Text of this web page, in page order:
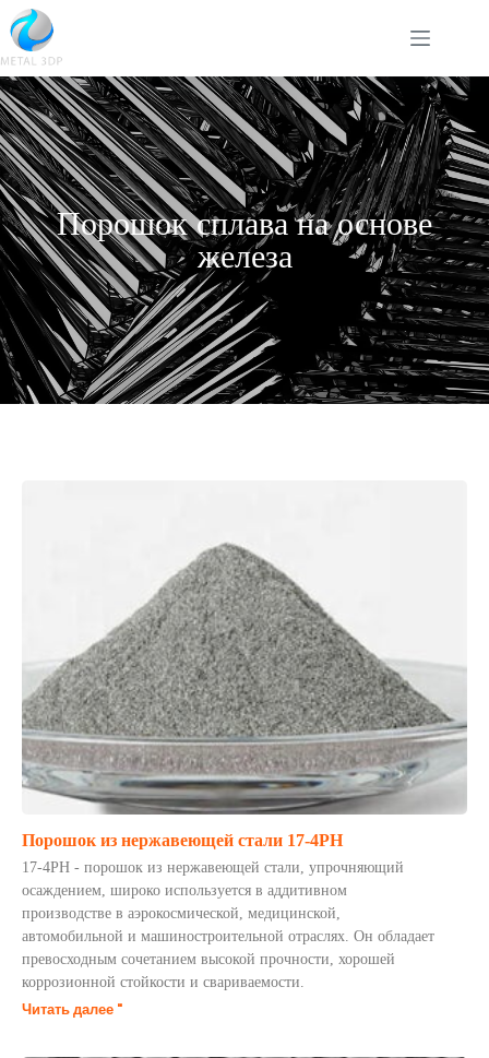
Порошок сплава на основе
железа
Порошок из нержавеющей стали 17-4PH
17-4PH - порошок из нержавеющей стали, упрочняющий
осаждением, широко используется в аддитивном
производстве в аэрокосмической, медицинской,
автомобильной и машиностроительной отраслях. Он обладает
превосходным сочетанием высокой прочности, хорошей
коррозионной стойкости и свариваемости.
Читать далее "